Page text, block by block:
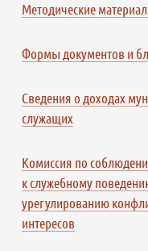
Методические
Формы документов и
Сведения о доходах
служащих
Комиссия по
к служебному
урегулированию
интересов